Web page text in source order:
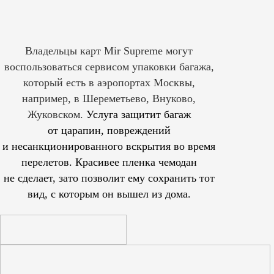
Владельцы карт Mir Supreme могут
воспользоваться сервисом упаковки багажа,
который есть в аэропортах Москвы,
например, в Шереметьево, Внуково,
Жуковском. Услуга защитит багаж
от царапин, повреждений
и несанкционированного вскрытия во время
перелетов. Красивее пленка чемодан
не сделает, зато позволит ему сохранить тот
вид, с которым он вышел из дома.